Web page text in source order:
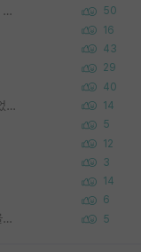
포스텍 억까에 대해 (동문의 학문적 아웃풋에 대한 반박) 50
16
43
29
40
진짜 제발 적당히 똑똑한 박사과정이라도 위에 있었으면.. 14
5
12
3
14
6
정보보안 연구하는 입장에선 식별가능한 사진을 올리는건 비추이긴함 5